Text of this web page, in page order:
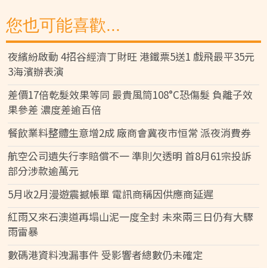
您也可能喜歡...
夜繽紛啟動 4招谷經濟丁財旺 港鐵票5送1 戲飛最平35元
3海濱辦表演
差價17倍乾髮效果等同 最貴風筒108°C恐傷髮 負離子效
果參差 濃度差逾百倍
餐飲業料整體生意增2成 廠商會冀夜市恒常 派夜消費券
航空公司遺失行李賠償不一 準則欠透明 首8月61宗投訴
部分涉款逾萬元
5月收2月漫遊震撼帳單 電訊商稱因供應商延遲
紅雨又來石澳道再塌山泥一度全封 未來兩三日仍有大驟
雨雷暴
數碼港資料洩漏事件 受影響者總數仍未確定